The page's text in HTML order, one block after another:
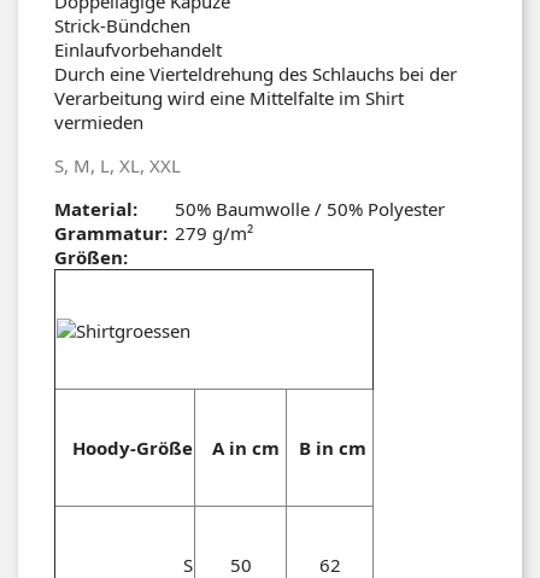
Strick-Bündchen
Einlaufvorbehandelt
Durch eine Vierteldrehung des Schlauchs bei der
Verarbeitung wird eine Mittelfalte im Shirt
vermieden
S, M, L, XL, XXL
Material:
50% Baumwolle / 50% Polyester
Grammatur: 279 g/m²
Größen:
Hoody-Größe A in cm B in cm
S 50 62